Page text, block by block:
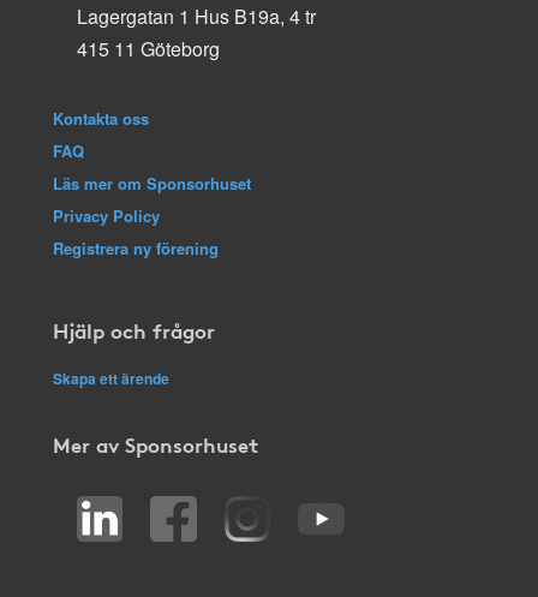
Lagergatan 1 Hus B19a, 4 tr
415 11 Göteborg
Kontakta oss
FAQ
Läs mer om Sponsorhuset
Privacy Policy
Registrera ny förening
Hjälp och frågor
Skapa ett ärende
Mer av Sponsorhuset